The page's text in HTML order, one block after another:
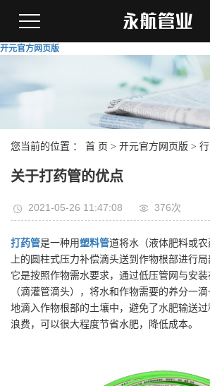
开元官方网页版
您当前的位置 ： 首 页 > 开元官方网页版 >
关于打药管的优点
2021-05-26 11:47:08 376次
打药管是一种用塑料管道将水（液体肥料或
上的圆柱式压力补偿滴头送到作物根部进行局
它是按照作物需水要求，通过低压管网与安
（滴灌管滴头），将水和作物需要的养分一
地滴入作物根部的土壤中，避免了水肥输送
浪费，可以很大程度节省水肥，降低成本。